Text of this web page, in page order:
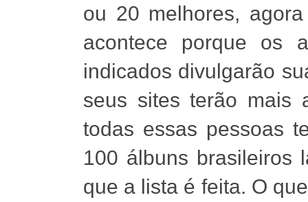
ou 20 melhores,
acontece porque os
indicados divulgarão
seus sites terão mais
todas essas pessoas
100 álbuns brasileiros
que a lista é feita. O